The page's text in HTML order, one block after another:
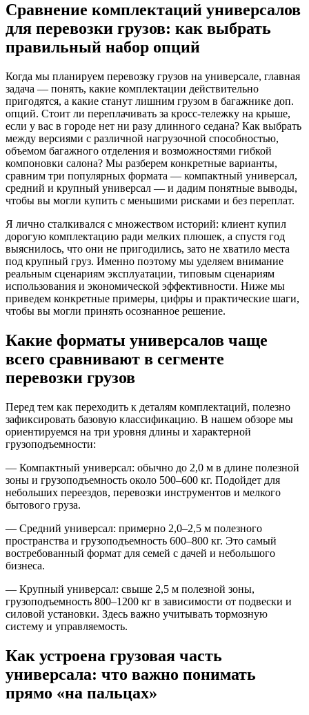
Сравнение комплектаций универсалов
для перевозки грузов: как выбрать
правильный набор опций
Когда мы планируем перевозку грузов на универсале, главная
задача — понять, какие комплектации действительно
пригодятся, а какие станут лишним грузом в багажнике доп.
опций. Стоит ли переплачивать за кросс-тележку на крыше,
если у вас в городе нет ни разу длинного седана? Как выбрать
между версиями с различной нагрузочной способностью,
объемом багажного отделения и возможностями гибкой
компоновки салона? Мы разберем конкретные варианты,
сравним три популярных формата — компактный универсал,
средний и крупный универсал — и дадим понятные выводы,
чтобы вы могли купить с меньшими рисками и без переплат.
Я лично сталкивался с множеством историй: клиент купил
дорогую комплектацию ради мелких плюшек, а спустя год
выяснилось, что они не пригодились, зато не хватило места
под крупный груз. Именно поэтому мы уделяем внимание
реальным сценариям эксплуатации, типовым сценариям
использования и экономической эффективности. Ниже мы
приведем конкретные примеры, цифры и практические шаги,
чтобы вы могли принять осознанное решение.
Какие форматы универсалов чаще
всего сравнивают в сегменте
перевозки грузов
Перед тем как переходить к деталям комплектаций, полезно
зафиксировать базовую классификацию. В нашем обзоре мы
ориентируемся на три уровня длины и характерной
грузоподъемности:
— Компактный универсал: обычно до 2,0 м в длине полезной
зоны и грузоподъемность около 500–600 кг. Подойдет для
небольших переездов, перевозки инструментов и мелкого
бытового груза.
— Средний универсал: примерно 2,0–2,5 м полезного
пространства и грузоподъемность 600–800 кг. Это самый
востребованный формат для семей с дачей и небольшого
бизнеса.
— Крупный универсал: свыше 2,5 м полезной зоны,
грузоподъемность 800–1200 кг в зависимости от подвески и
силовой установки. Здесь важно учитывать тормозную
систему и управляемость.
Как устроена грузовая часть
универсала: что важно понимать
прямо «на пальцах»